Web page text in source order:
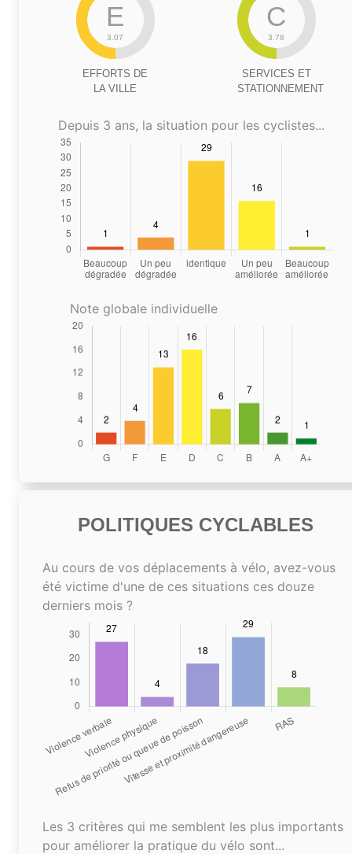
E
3.07
EFFORTS DE
LA VILLE
C
3.78
SERVICES ET
STATIONNEMENT
Depuis 3 ans, la situation pour les cyclistes...
Note globale individuelle
POLITIQUES CYCLABLES
Au cours de vos déplacements à vélo, avez-vous
été victime d'une de ces situations ces douze
derniers mois ?
Les 3 critères qui me semblent les plus importants
pour améliorer la pratique du vélo sont...